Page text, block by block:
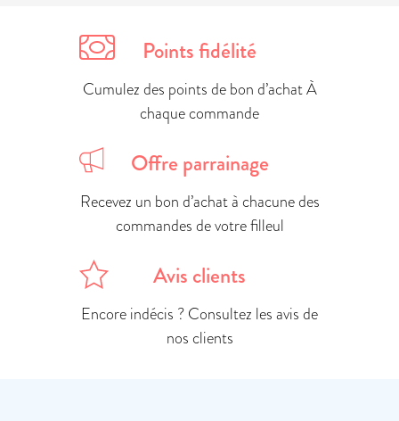
Points fidélité
Cumulez des points de bon d’achat À
chaque commande
Offre parrainage
Recevez un bon d’achat à chacune des
commandes de votre filleul
Avis clients
Encore indécis ? Consultez les avis de
nos clients